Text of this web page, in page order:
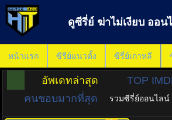
ดูซีรี่ย์ ฆ่าไม่เงียบ ออน
หน้าแรก ซีรีย์แนวตั้ง ซีรี่ย์เกาหลี
อัพเดทล่าสุด
TOP
คนชอบมากที่สุด
รวมซีรี่ย์ออนไลน์